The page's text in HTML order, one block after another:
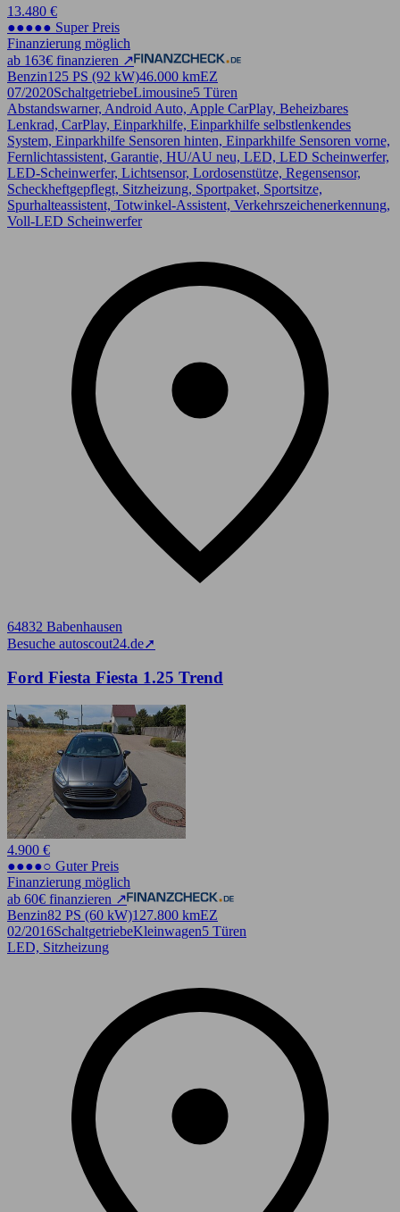
13.480 €
●●●●● Super Preis
Finanzierung möglich
ab 163€ finanzieren ↗
Benzin125 PS (92 kW)46.000 kmEZ
07/2020SchaltgetriebeLimousine5 Türen
Abstandswarner, Android Auto, Apple CarPlay, Beheizbares
Lenkrad, CarPlay, Einparkhilfe, Einparkhilfe selbstlenkendes
System, Einparkhilfe Sensoren hinten, Einparkhilfe Sensoren vorne,
Fernlichtassistent, Garantie, HU/AU neu, LED, LED Scheinwerfer,
LED-Scheinwerfer, Lichtsensor, Lordosenstütze, Regensensor,
Scheckheftgepflegt, Sitzheizung, Sportpaket, Sportsitze,
Spurhalteassistent, Totwinkel-Assistent, Verkehrszeichenerkennung,
Voll-LED Scheinwerfer
64832 Babenhausen
Besuche autoscout24.de➚
Ford Fiesta Fiesta 1.25 Trend
4.900 €
●●●●○ Guter Preis
Finanzierung möglich
ab 60€ finanzieren ↗
Benzin82 PS (60 kW)127.800 kmEZ
02/2016SchaltgetriebeKleinwagen5 Türen
LED, Sitzheizung